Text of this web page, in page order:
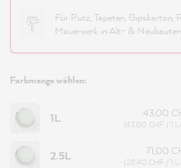
Für Putz, Tapeten, Gipskarton,
Mauerwerk in Alt- & Neubauten
Farbmenge wählen:
1L 43,00
(43,00 CHF / 1
2.5L 71,00
(28,40 CHF / 1